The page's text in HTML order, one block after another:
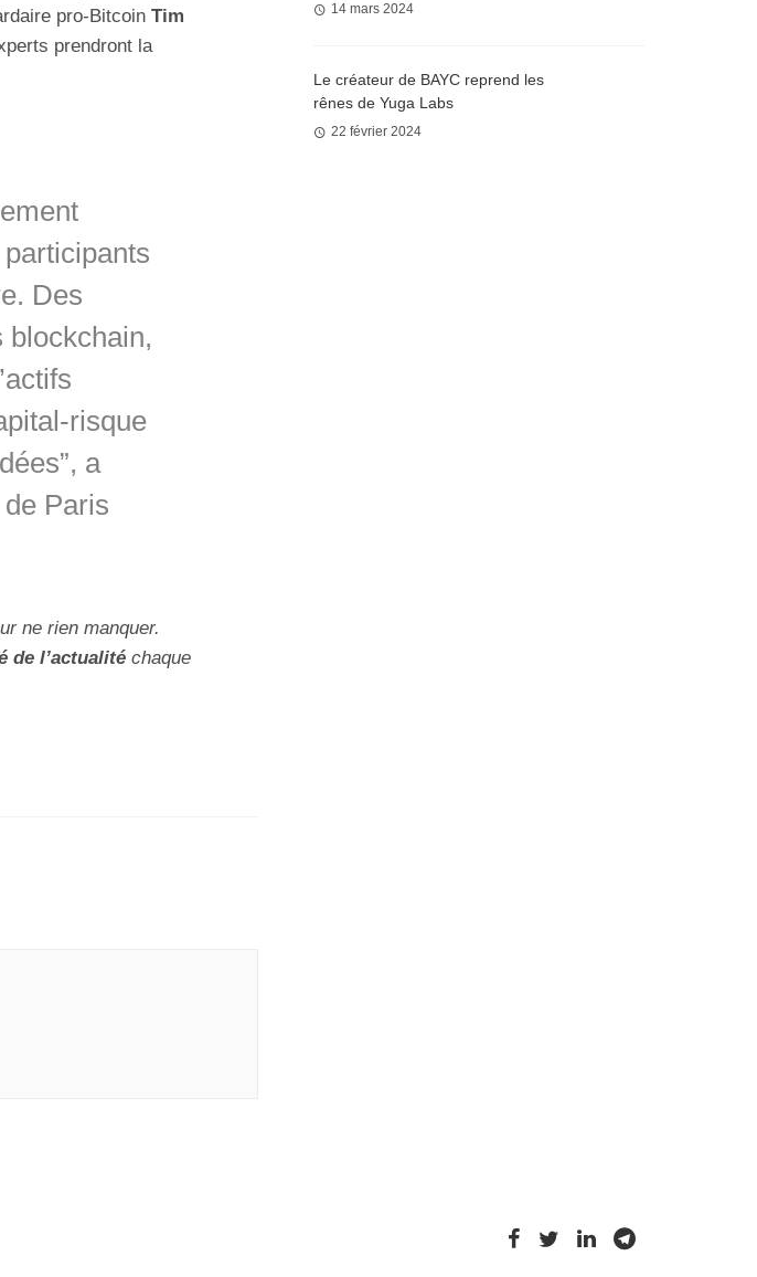
pro-Bitcoin Tim
prendront la
Des
blockchain,
risque
a
Paris
ne rien manquer.
de l’actualité chaque
14 mars 2024
Le créateur de BAYC reprend les
rênes de Yuga Labs
22 février 2024